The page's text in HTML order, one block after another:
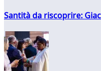
Santità da riscoprire: